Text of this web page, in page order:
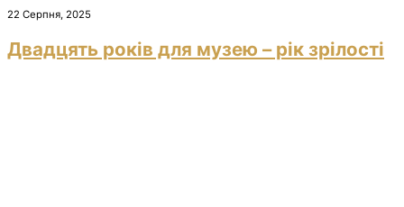
22 Серпня, 2025
Двадцять років для музею – рік зрілості